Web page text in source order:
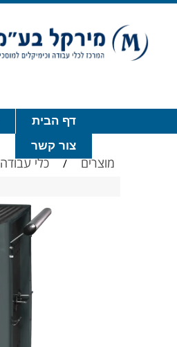
דף הבית
צור קשר
מוצרים / כלי עבודה